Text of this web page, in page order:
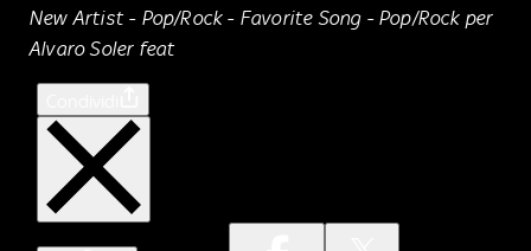
New Artist - Pop/Rock - Favorite Song - Pop/Rock per
Alvaro Soler feat